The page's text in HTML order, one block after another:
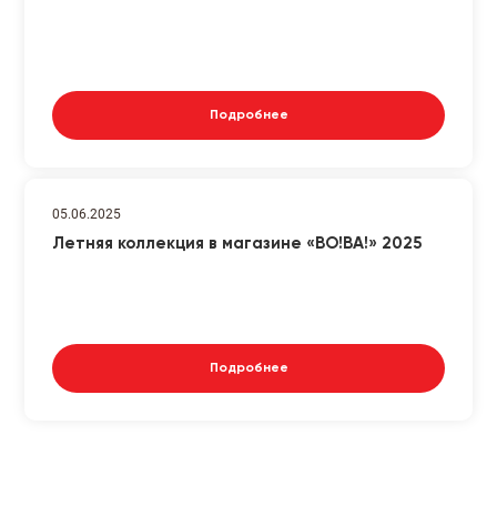
Подробнее
05.06.2025
Летняя коллекция в магазине «ВО!ВА!» 2025
Подробнее